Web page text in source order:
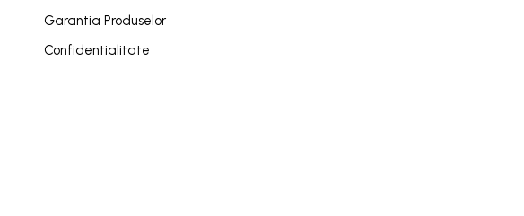
Produse cu reducere
Plăci SUP
Garantia Produselor
Confidentialitate